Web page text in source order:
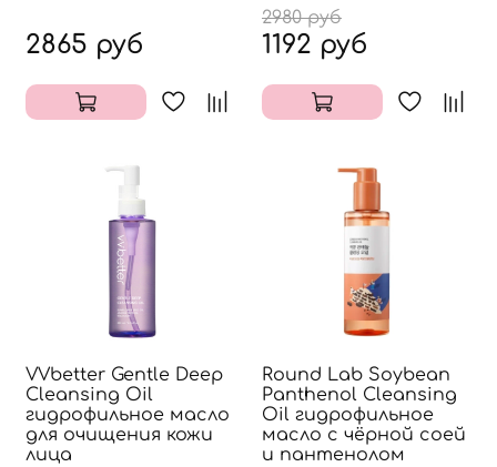
2865 руб
2980 руб
1192 руб
VVbetter Gentle Deep
Cleansing Oil
гидрофильное масло
для очищения кожи
лица
Round Lab Soybean
Panthenol Cleansing
Oil гидрофильное
масло с чёрной соей
и пантенолом